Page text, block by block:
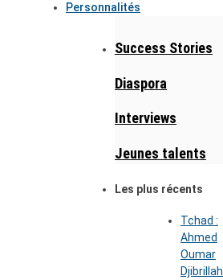
Personnalités
Success Stories
Diaspora
Interviews
Jeunes talents
Les plus récents
Tchad :
Ahmed
Oumar
Djibrillah